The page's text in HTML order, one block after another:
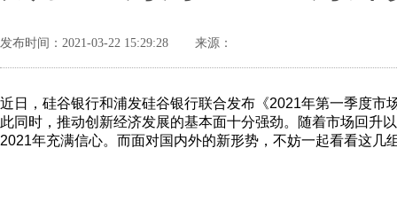
发布时间：2021-03-22 15:29:28 来源：
近日，硅谷银行和浦发硅谷银行联合发布《2021年第一季度
此同时，推动创新经济发展的基本面十分强劲。随着市场回升
2021年充满信心。而面对国内外的新形势，不妨一起看看这几